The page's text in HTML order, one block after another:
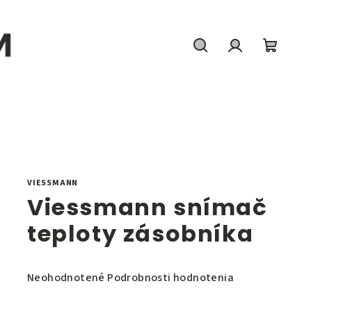
VIESSMANN
Viessmann snímač
teploty zásobníka
Priemerné
Neohodnotené Podrobnosti hodnotenia